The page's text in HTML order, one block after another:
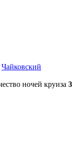
Чайковский
3